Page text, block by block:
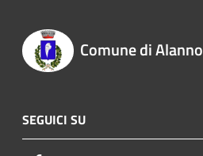
Comune di Alanno
SEGUICI SU